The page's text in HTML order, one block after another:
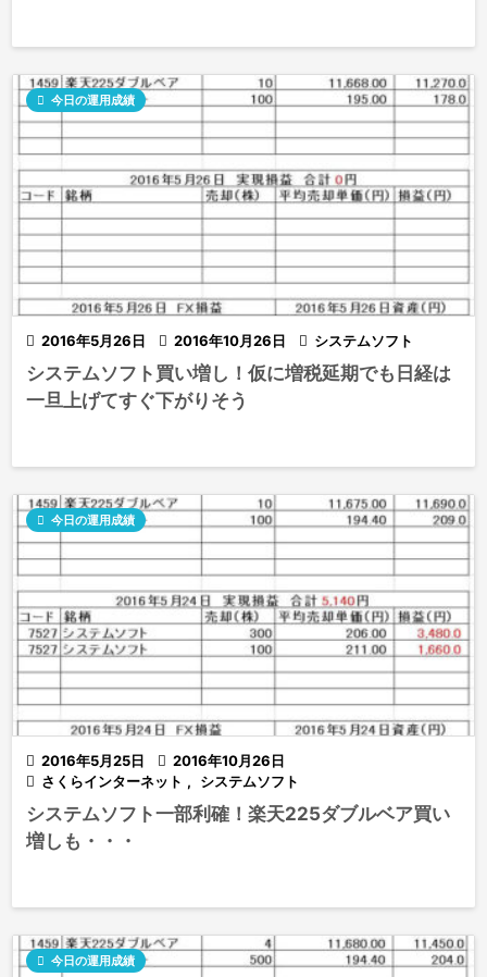
 2016年5月26日  2016年10月26日
 今日の運用成績
 システムソフト
システムソフト買い増し！仮に増税延期でも日経は
一旦上げてすぐ下がりそう
 2016年5月25日  2016年10月26日
 今日の運用成績
 さくらインターネット , システムソフト
システムソフト一部利確！楽天225ダブルベア買い
増しも・・・
 今日の運用成績